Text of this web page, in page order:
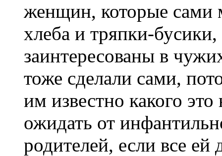
женщин, которые сами
хлеба и тряпки-
заинтересованы в
тоже сделали сами,
им известно какого
ожидать от
родителей, если все ей